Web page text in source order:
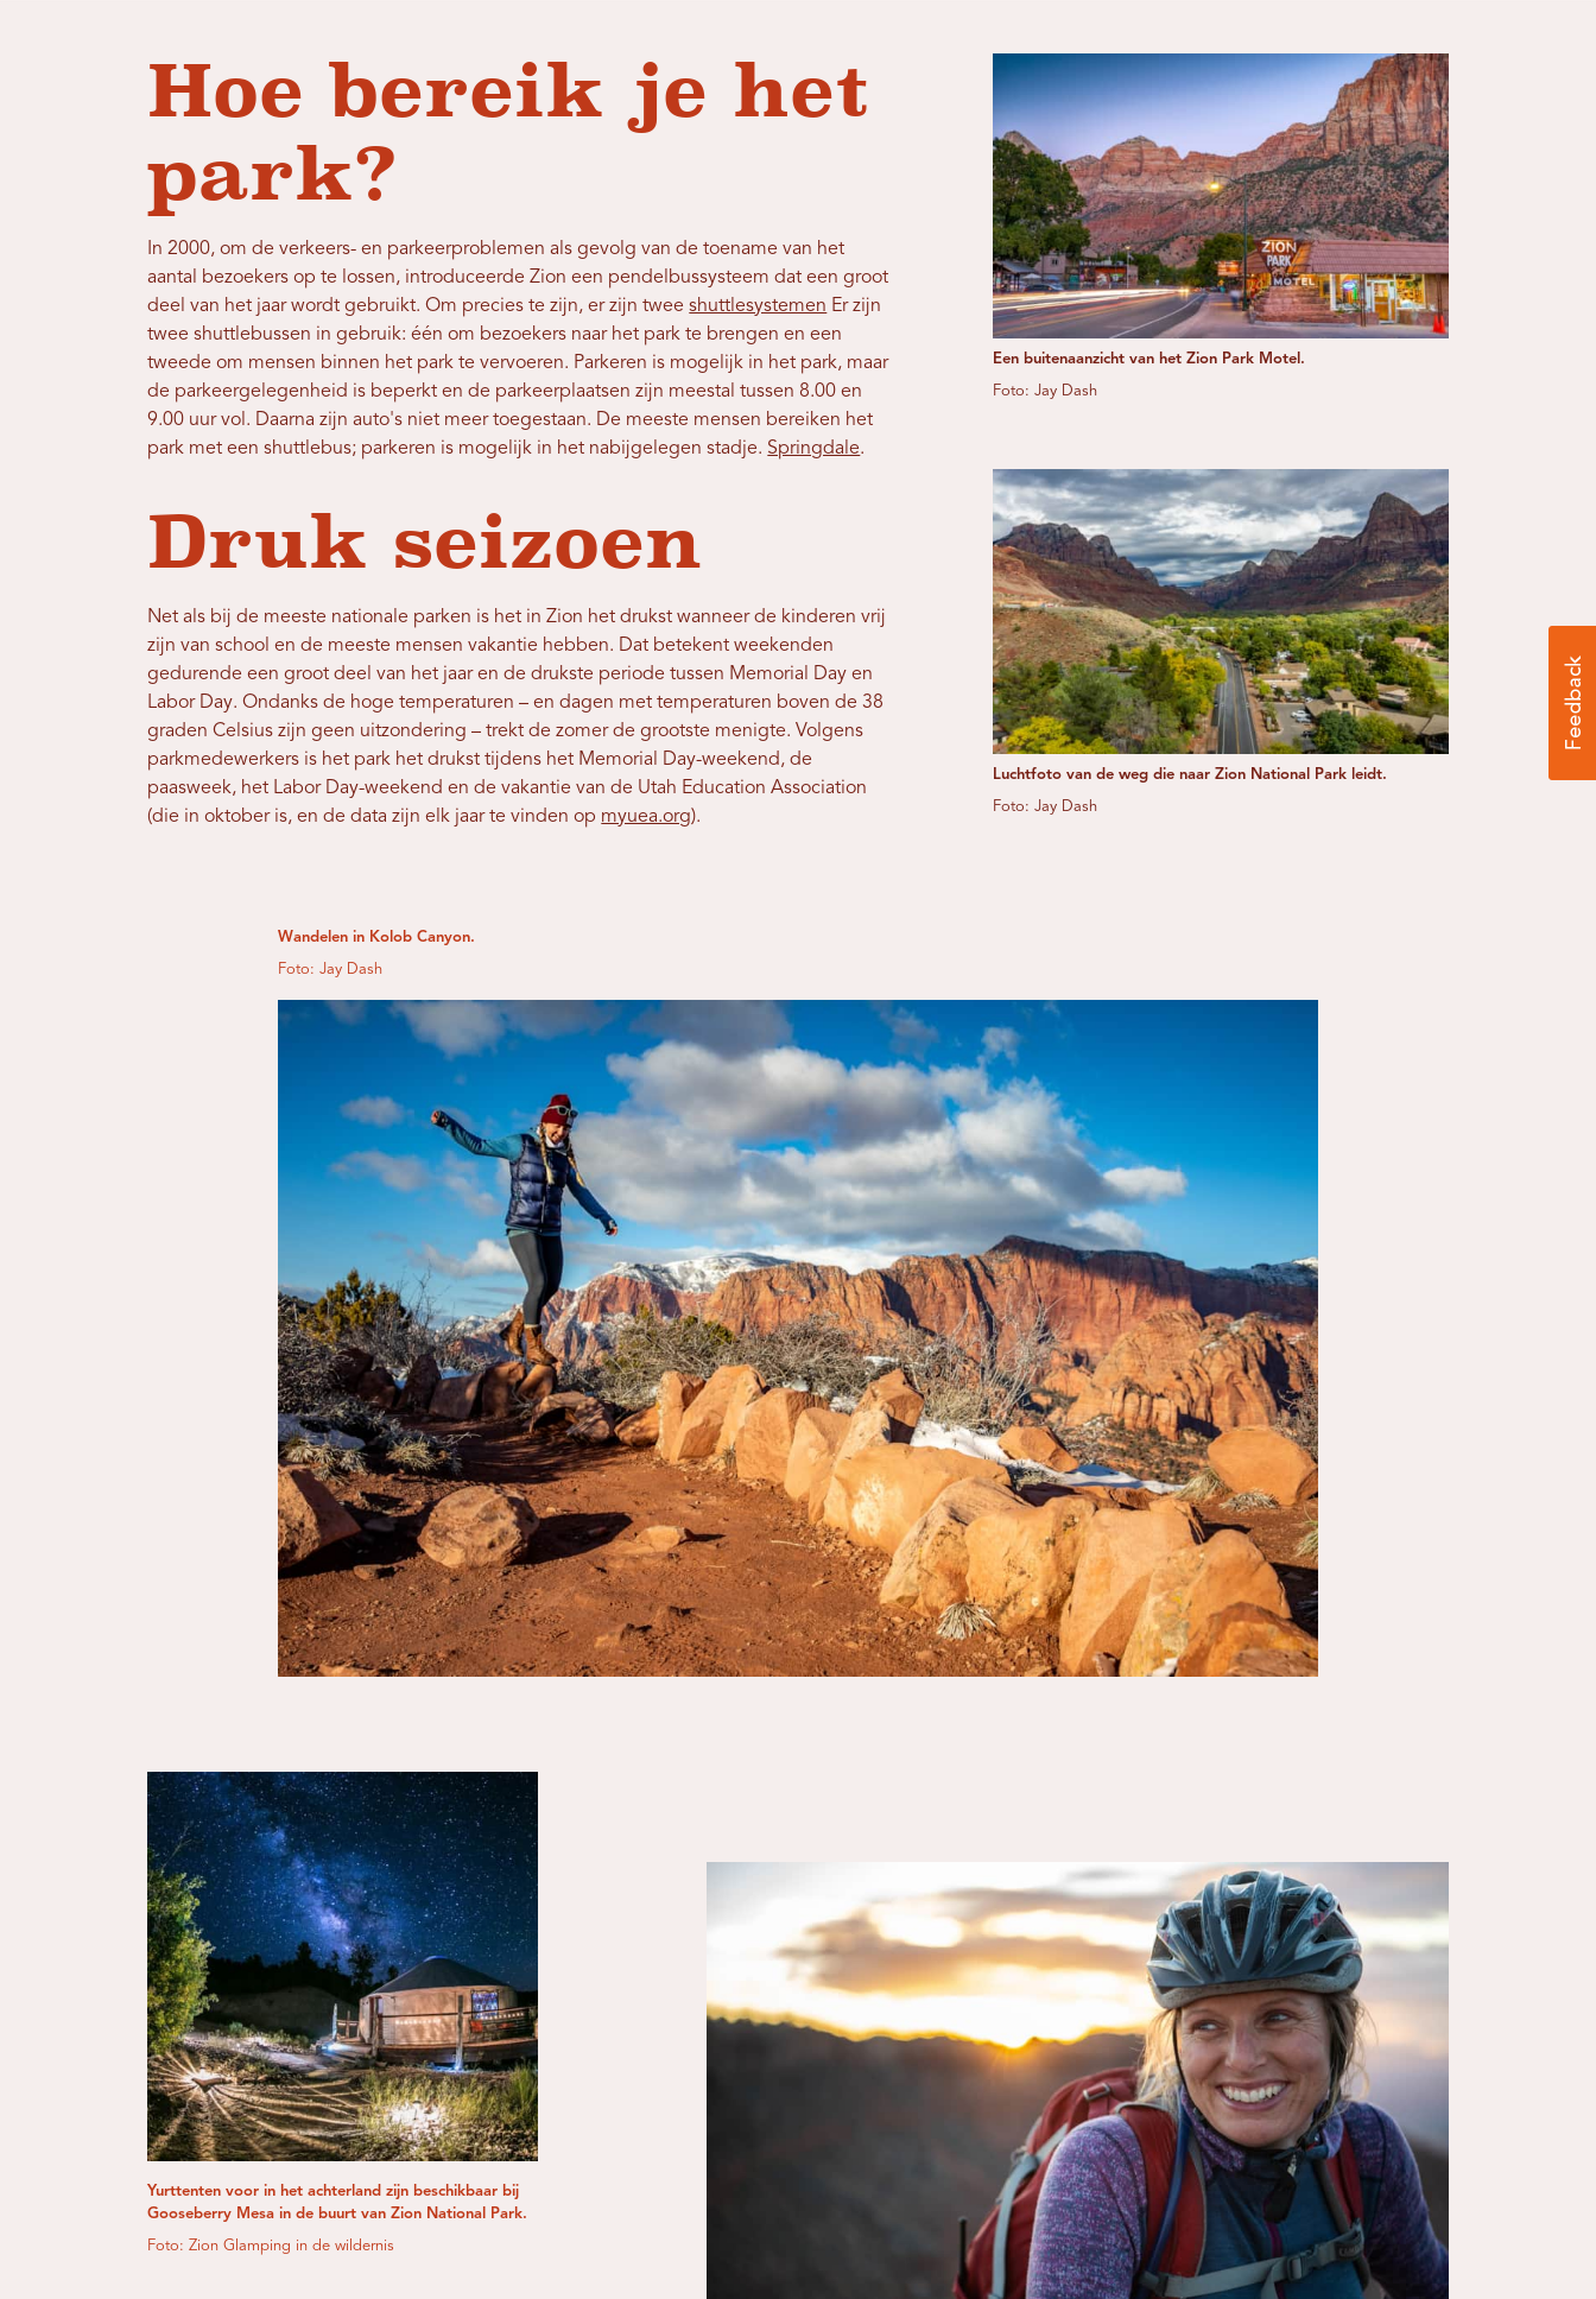
Hoe bereik je het
park?
In 2000, om de verkeers- en parkeerproblemen als gevolg van de toename van het
aantal bezoekers op te lossen, introduceerde Zion een pendelbussysteem dat een groot
deel van het jaar wordt gebruikt. Om precies te zijn, er zijn tweeshuttlesystemen Er zijn
twee shuttlebussen in gebruik: één om bezoekers naar het park te brengen en een
tweede om mensen binnen het park te vervoeren. Parkeren is mogelijk in het park, maar
de parkeergelegenheid is beperkt en de parkeerplaatsen zijn meestal tussen 8.00 en
9.00 uur vol. Daarna zijn auto's niet meer toegestaan. De meeste mensen bereiken het
park met een shuttlebus; parkeren is mogelijk in het nabijgelegen stadje. Springdale.
Druk seizoen
Net als bij de meeste nationale parken is het in Zion het drukst wanneer de kinderen vrij
zijn van school en de meeste mensen vakantie hebben. Dat betekent weekenden
gedurende een groot deel van het jaar en de drukste periode tussen Memorial Day en
Labor Day. Ondanks de hoge temperaturen – en dagen met temperaturen boven de 38
graden Celsius zijn geen uitzondering – trekt de zomer de grootste menigte. Volgens
parkmedewerkers is het park het drukst tijdens het Memorial Day-weekend, de
paasweek, het Labor Day-weekend en de vakantie van de Utah Education Association
(die in oktober is, en de data zijn elk jaar te vinden op myuea.org).
Een buitenaanzicht van het Zion Park Motel.
Foto: Jay Dash
Luchtfoto van de weg die naar Zion National Park leidt.
Foto: Jay Dash
Wandelen in Kolob Canyon.
Foto: Jay Dash
Yurttenten voor in het achterland zijn beschikbaar bij
Gooseberry Mesa in de buurt van Zion National Park.
Foto: Zion Glamping in de wildernis